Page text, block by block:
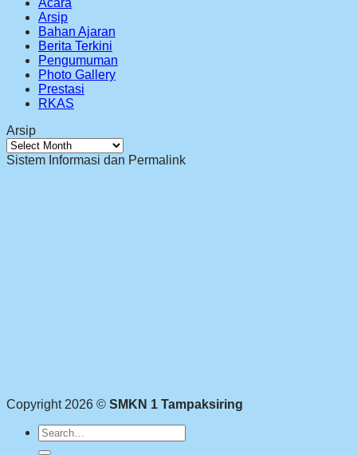
Acara
Arsip
Bahan Ajaran
Berita Terkini
Pengumuman
Photo Gallery
Prestasi
RKAS
Arsip
Arsip
Sistem Informasi dan Permalink
Copyright 2026 © SMKN 1 Tampaksiring
Search
for: